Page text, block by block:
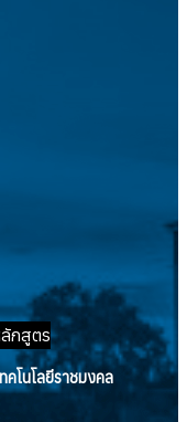
กสูตร
โนโลยีราชมงคล